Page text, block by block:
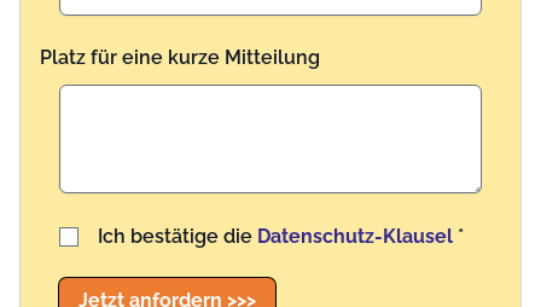
Platz für eine kurze Mitteilung
Benutzername
Ich bestätige die Datenschutz-Klausel *
Jetzt anfordern >>>